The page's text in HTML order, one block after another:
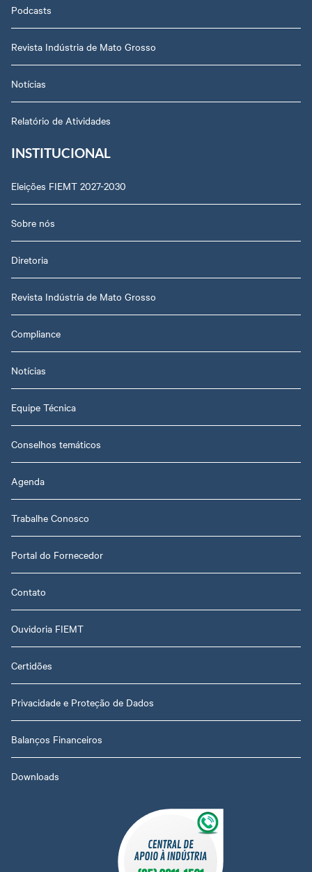
Podcasts
Revista Indústria de Mato Grosso
Notícias
Relatório de Atividades
INSTITUCIONAL
Eleições FIEMT 2027-2030
Sobre nós
Diretoria
Revista Indústria de Mato Grosso
Compliance
Notícias
Equipe Técnica
Conselhos temáticos
Agenda
Trabalhe Conosco
Portal do Fornecedor
Contato
Ouvidoria FIEMT
Certidões
Privacidade e Proteção de Dados
Balanços Financeiros
Downloads